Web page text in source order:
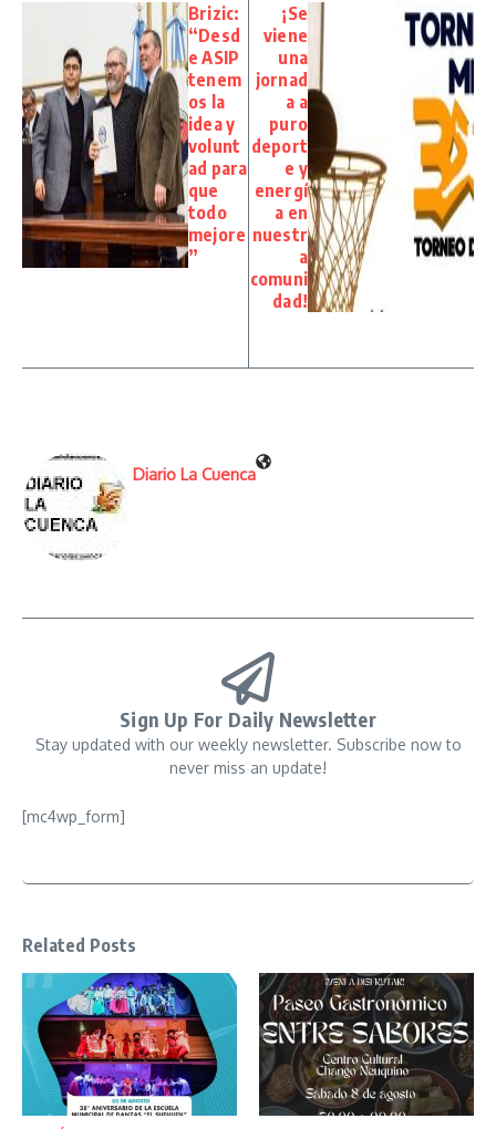
Brizic:
“Desd
e ASIP
tenem
os la
idea y
volunt
ad para
que
todo
mejore
”
¡Se
viene
una
jornad
a a
puro
deport
e y
energí
a en
nuestr
a
comuni
dad!
Diario La Cuenca
Sign Up For Daily Newsletter
Stay updated with our weekly newsletter. Subscribe now to
never miss an update!
[mc4wp_form]
Related Posts